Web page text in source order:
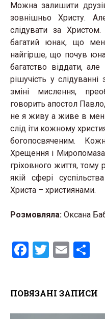
Можна залишити
зовнішньо Христу.
слідувати за
багатий юнак, що
найгірше, що почув
багатство віддати,
рішучість у
зміні мислення,
говорить апостол
не я живу а живе в
слід іти кожному
богопосвяченим.
Хрещення і
гріховного життя, тому
якій сфері
Христа – християнами.
Розмовляла: Оксана
F
b
T
er
E
e
ПОВЯЗАНІ ЗАПИСИ